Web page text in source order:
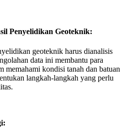
Penyelidikan Geoteknik:
geoteknik harus dianalisis
data ini membantu para
memahami kondisi tanah dan batuan
langkah-langkah yang perlu